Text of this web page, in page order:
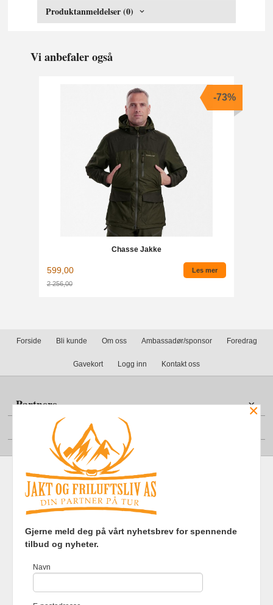
Produktanmeldelser (0)
Vi anbefaler også
Chasse Jakke
599,00
2 256,00
-73%
Les mer
Forside Bli kunde Om oss Ambassadør/sponsor Foredrag
Gavekort Logg inn Kontakt oss
Partnere
Din konto
Frakt Kjøpsbetingelser Sikkerhet og personvern
Nyhetsbrev
Foretaksregisteret 920903363
×
Gjerne meld deg på vårt nyhetsbrev for spennende
tilbud og nyheter.
Navn